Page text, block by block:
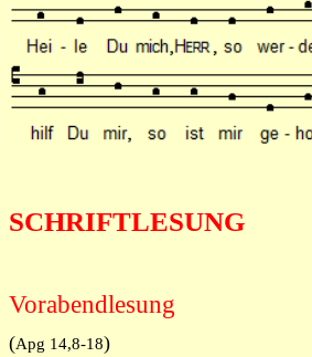
SCHRIFTLESUNG
Vorabendlesung
(Apg 14,8-18)